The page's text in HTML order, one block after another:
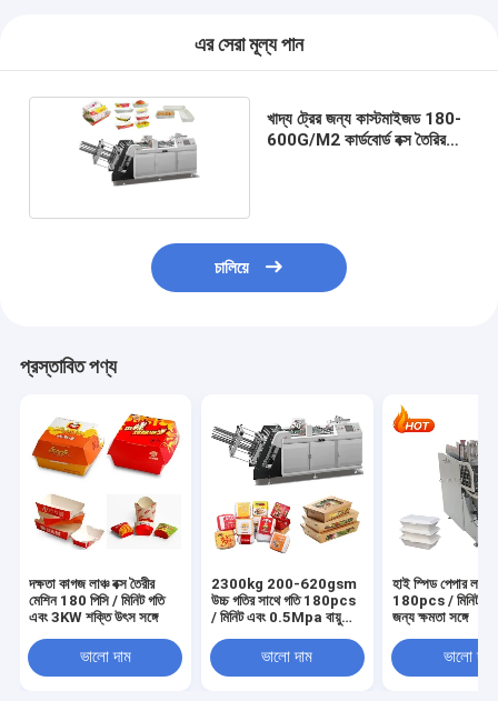
এর সেরা মূল্য পান
খাদ্য ট্রের জন্য কাস্টমাইজড 180-
600G/M2 কার্ডবোর্ড বক্স তৈরির
চালিয়ে
প্রস্তাবিত পণ্য
দক্ষতা কাগজ লাঞ্চ বক্স তৈরীর
মেশিন 180 পিসি / মিনিট গতি
এবং 3KW শক্তি উৎস সঙ্গে
ভালো দাম
2300kg 200-620gsm
উচ্চ গতির সাথে গতি 180pcs
/ মিনিট এবং 0.5Mpa বায়ু
ভালো দাম
হাই স্পিড পেপার লাঞ্চ
180pcs / মিনিট
জন্য ক্ষমতা সঙ্গে
ভালো দাম